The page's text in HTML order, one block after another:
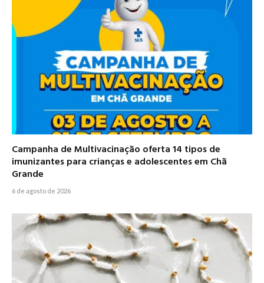
Campanha de Multivacinação oferta 14 tipos de
imunizantes para crianças e adolescentes em Chã
Grande
6 de agosto de 2026